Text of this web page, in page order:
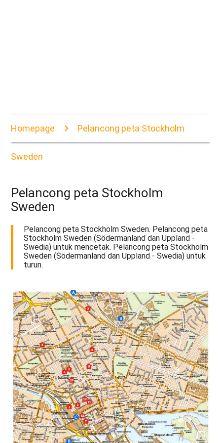
Homepage Pelancong peta Stockholm
Sweden
Pelancong peta Stockholm
Sweden
Pelancong peta Stockholm Sweden. Pelancong peta
Stockholm Sweden (Södermanland dan Uppland -
Swedia) untuk mencetak. Pelancong peta Stockholm
Sweden (Södermanland dan Uppland - Swedia) untuk
turun.